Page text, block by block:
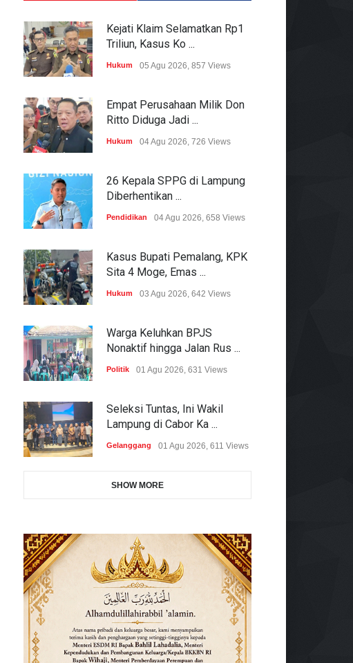
Kejati Klaim Selamatkan Rp1
Triliun, Kasus Ko ...
Hukum 05 Agu 2026, 857 Views
Empat Perusahaan Milik Don
Ritto Diduga Jadi ...
Hukum 04 Agu 2026, 726 Views
26 Kepala SPPG di Lampung
Diberhentikan ...
Pendidikan 04 Agu 2026, 658 Views
Kasus Bupati Pemalang, KPK
Sita 4 Moge, Emas ...
Hukum 03 Agu 2026, 642 Views
Warga Keluhkan BPJS
Nonaktif hingga Jalan Rus ...
Politik 01 Agu 2026, 631 Views
Seleksi Tuntas, Ini Wakil
Lampung di Cabor Ka ...
Gelanggang 01 Agu 2026, 611 Views
SHOW MORE